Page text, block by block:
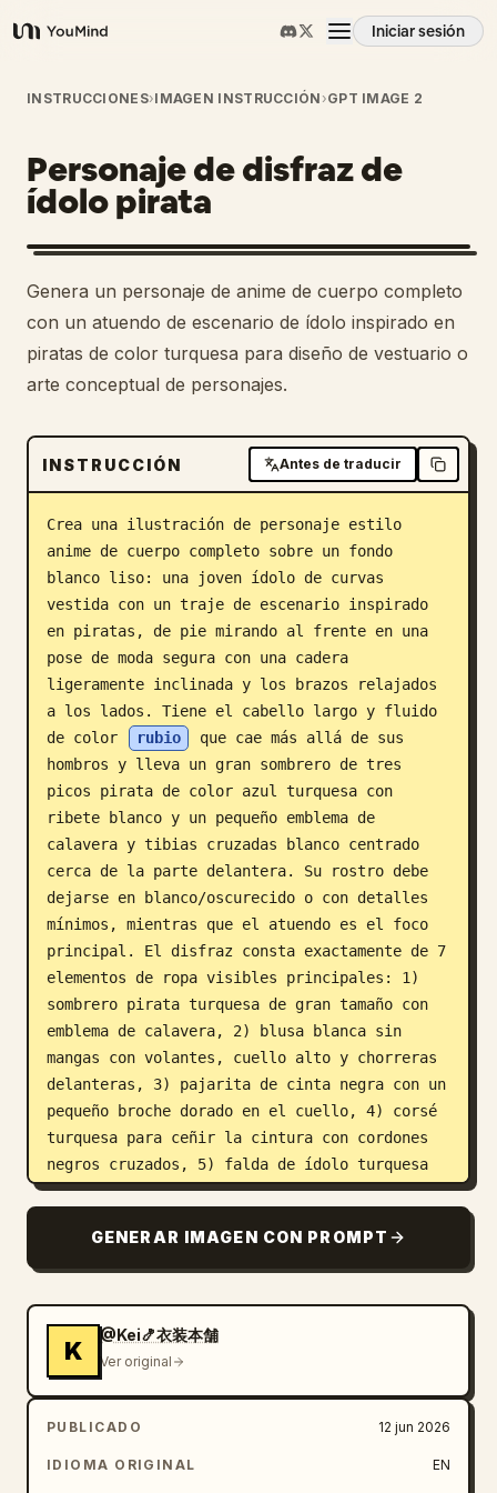
YouMind
Iniciar sesión
Resumen
Casos de uso
Habilidades
Prompts
Precios
Descargar
Blog
Actualizaciones
INSTRUCCIONES›IMAGEN INSTRUCCIÓN ›GPT IMAGE 2
Personaje de disfraz de
ídolo pirata
Genera un personaje de anime de cuerpo completo
con un atuendo de escenario de ídolo inspirado en
piratas de color turquesa para diseño de vestuario o
arte conceptual de personajes.
INSTRUCCIÓN Antes de traducir
Crea una ilustración de personaje estilo
anime de cuerpo completo sobre un fondo
blanco liso: una joven ídolo de curvas
vestida con un traje de escenario inspirado
en piratas, de pie mirando al frente en una
pose de moda segura con una cadera
ligeramente inclinada y los brazos relajados
a los lados. Tiene el cabello largo y fluido
de color
rubio
que cae más allá de sus
hombros y lleva un gran sombrero de tres
picos pirata de color azul turquesa con
ribete blanco y un pequeño emblema de
calavera y tibias cruzadas blanco centrado
cerca de la parte delantera. Su rostro debe
dejarse en blanco/oscurecido o con detalles
mínimos, mientras que el atuendo es el foco
principal. El disfraz consta exactamente de 7
elementos de ropa visibles principales: 1)
sombrero pirata turquesa de gran tamaño con
emblema de calavera, 2) blusa blanca sin
mangas con volantes, cuello alto y chorreras
delanteras, 3) pajarita de cinta negra con un
pequeño broche dorado en el cuello, 4) corsé
turquesa para ceñir la cintura con cordones
negros cruzados, 5) falda de ídolo turquesa
corta y en capas con dos niveles con
volantes visible debajo de la falda azul, y
7) paneles de levita turquesa largos con
falda. Añade exactamente 2 guantes negros
largos hasta el codo con pequeños detalles de
cinta con cordones cerca de la parte superior
de los brazos, y exactamente 2 botas de tacón
con cordones hasta el muslo de color marrón
oscuro con reflejos brillantes y tacones de
GENERAR IMAGEN CON PROMPT
K
@Kei🍤衣装本舗
Ver original
PUBLICADO 12 jun 2026
IDIOMA ORIGINAL EN